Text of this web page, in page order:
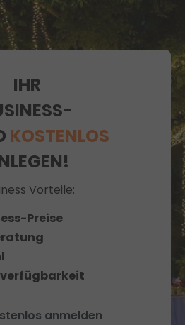
IHR
KOSTENLOS
Vorteile:
Preise
anmelden